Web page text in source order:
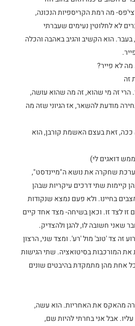
מה רמת הקריספיות הנכונה,
לא לחלוטין נעימים שעברתי
הוא הקשיב והגיב באהבה והכלה
לא פייר?
זה
זה מי שהוא, זה מה שהוא עושה,
מודעת להשאר, אז הגיוני שזה מה
זאת בעצם האשמת קורבן, הוא
דואגים לי)
שחקרה את נושא ה"מיינדסט",
קיימות שתי דרכים עיקריות שבהן
בחיינו. ולא פעם נמצא שנקודות
זו לצד זו. וכאן בשיחה- מצד אחד קיים
שאני חשובה לו, להגן ולהצדיק.
זה צד 'טוב' מול 'רע'. ומצד שני, הרצון
המורכבות בסיטואציה. שתי הגישות
אחת מהן מתמקדת בהיבטים שונים
מהאקס את האחריות. הוא עשה,
אבל אני בחרתי להיות שם,